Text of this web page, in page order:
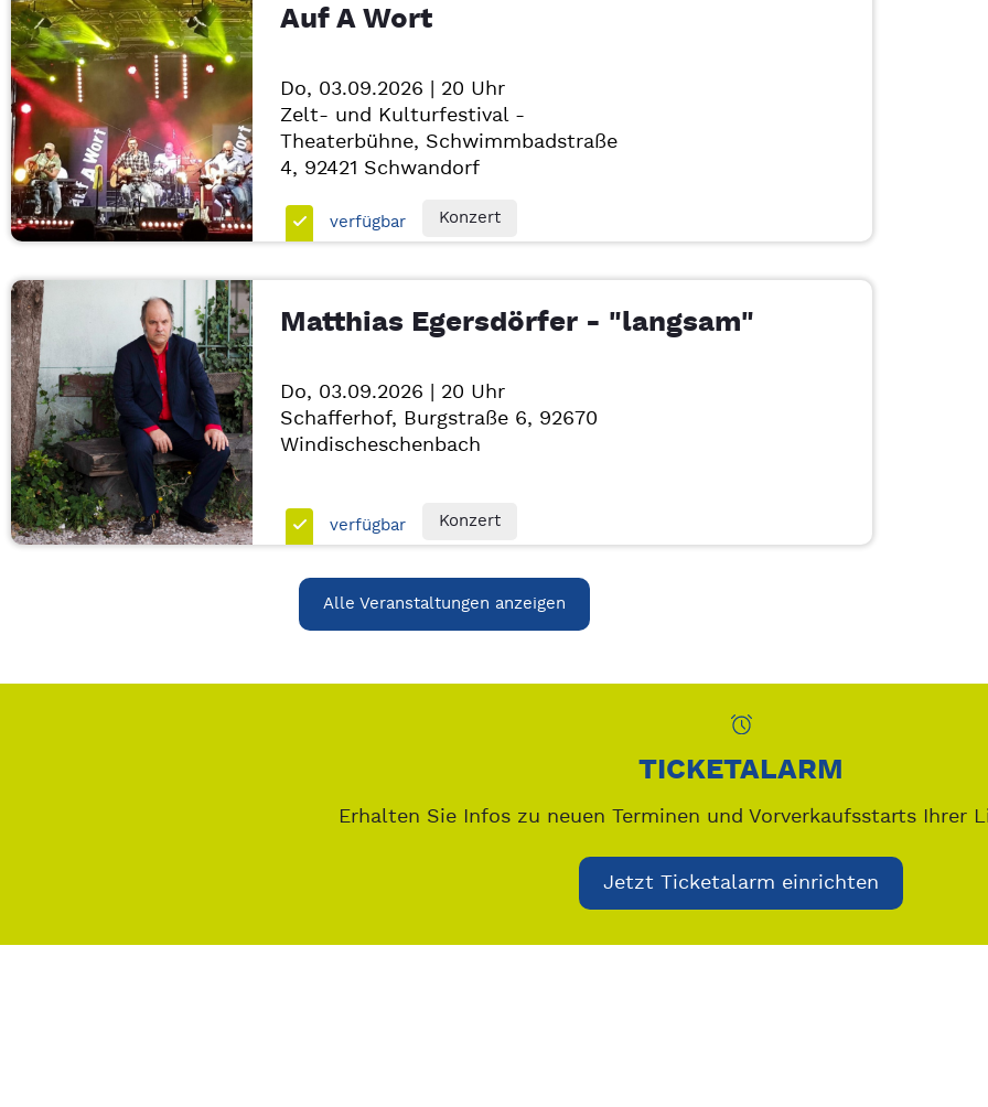
Auf A Wort
Do, 03.09.2026 | 20 Uhr
Zelt- und Kulturfestival -
Theaterbühne, Schwimmbadstraße
4, 92421 Schwandorf
verfügbar Konzert
Matthias Egersdörfer - "langsam"
Do, 03.09.2026 | 20 Uhr
Schafferhof, Burgstraße 6, 92670
Windischeschenbach
verfügbar Konzert
Alle Veranstaltungen anzeigen
TICKETALARM
Erhalten Sie Infos zu neuen Terminen und Vorverkaufsstarts Ihrer
Jetzt Ticketalarm einrichten